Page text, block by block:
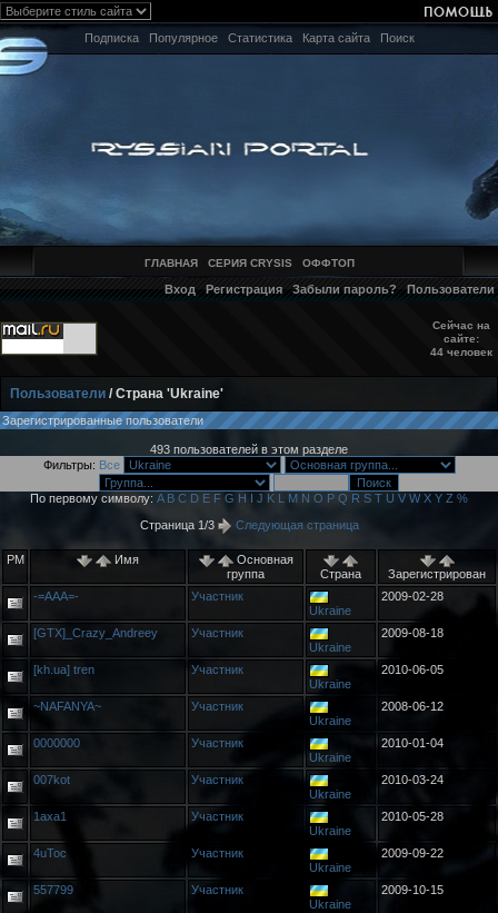
Подписка Популярное Статистика Карта сайта Поиск
ГЛАВНАЯ СЕРИЯ CRYSIS ОФФТОП
Вход Регистрация Забыли пароль? Пользователи
Сейчас на
сайте:
44 человек
Пользователи / Страна 'Ukraine'
Зарегистрированные пользователи
493 пользователей в этом разделе
Фильтры: Все
По первому символу: A B C D E F G H I J K L M N O P Q R S T U V W X Y Z %
Страница 1/3
Следующая страница
PM Имя
Основная
группа
Страна
Зарегистрирован
-=AAA=-
Участник
Ukraine
2009-02-28
[GTX]_Crazy_Andreey
Участник
Ukraine
2009-08-18
[kh.ua] tren
Участник
Ukraine
2010-06-05
~NAFANYA~
Участник
Ukraine
2008-06-12
0000000
Участник
Ukraine
2010-01-04
007kot
Участник
Ukraine
2010-03-24
1axa1
Участник
Ukraine
2010-05-28
4uToc
Участник
Ukraine
2009-09-22
557799
Участник
Ukraine
2009-10-15